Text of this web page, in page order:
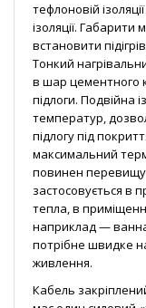
тефлоновій
ізоляції. Габарити
встановити
Тонкий
в шар цементного
підлоги. Подвійна
температур,
підлогу під
максимальний
повинен
застосовується в
тепла, в
наприклад —
потрібне швидке
живлення.
Кабель